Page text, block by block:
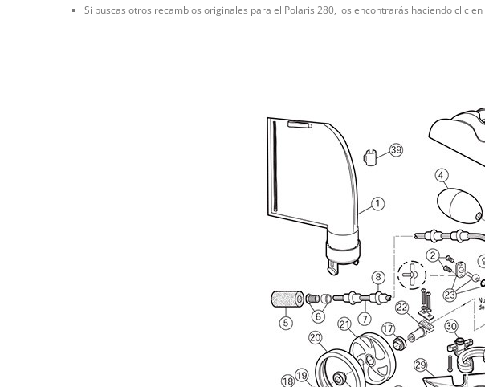
Si buscas otros recambios originales para el Polaris 280, los encontrarás haciendo clic